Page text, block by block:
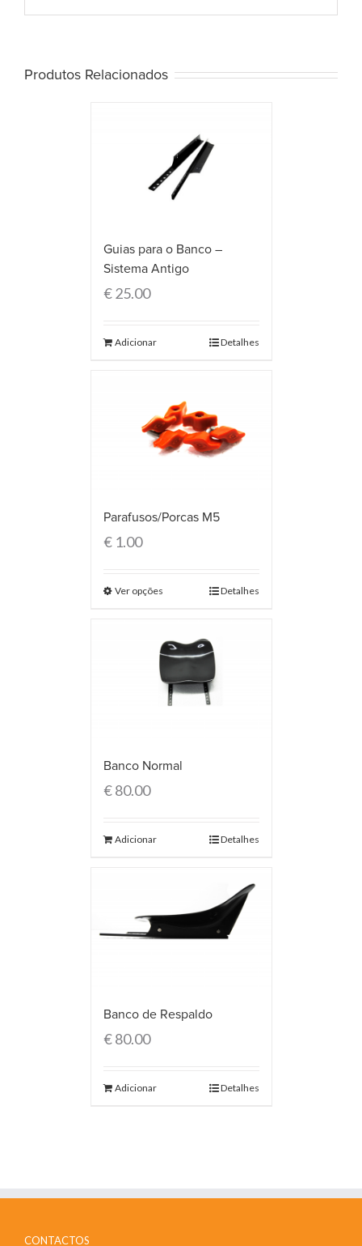
Produtos Relacionados
Guias para o Banco –
Sistema Antigo
€25.00
Adicionar Detalhes
Parafusos/Porcas M5
€1.00
Ver opções Detalhes
Banco Normal
€80.00
Adicionar Detalhes
Banco de Respaldo
€80.00
Adicionar Detalhes
CONTACTOS